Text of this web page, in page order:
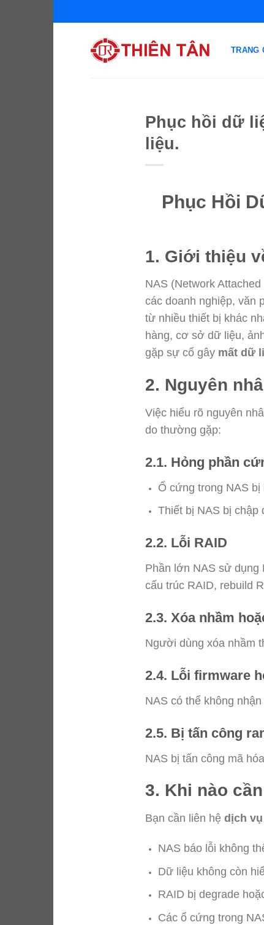
đến
TRANG
Phục hồi dữ
liệu.
Phục Hồi
1. Giới thiệu
NAS (Network
các doanh nghiệp, văn
từ nhiều thiết bị khác
hàng, cơ sở dữ liệu,
gặp sự cố gây mất dữ
2. Nguyên
Việc hiểu rõ nguyên
do thường gặp:
2.1. Hỏng phần
Ổ cứng trong NAS
Thiết bị NAS bị chập
2.2. Lỗi RAID
Phần lớn NAS sử dụng
cấu trúc RAID, rebuild
2.3. Xóa nhầm
Người dùng xóa nhầm
2.4. Lỗi firmware
NAS có thể không
2.5. Bị tấn công
NAS bị tấn công mã
3. Khi nào
Bạn cần liên hệ dịch
NAS báo lỗi không
Dữ liệu không còn
RAID bị degrade
Các ổ cứng trong